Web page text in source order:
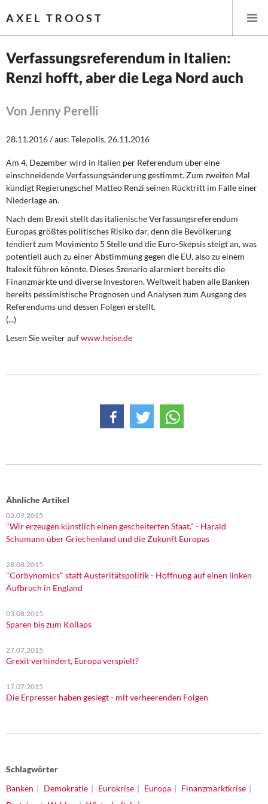
AXEL TROOST
Startseite
Themen
Leitlinien linker Wirtschafts- und Finanzpolitik
Wirtschaftspolitik
Steuer- und Finanzpolitik
Öffentliche Infrastruktur und Daseinsvorsorge
Eurokrise und Griechenland
DIE LINKE
Weitere Themen
Verfassungsreferendum in Italien:
Renzi hofft, aber die Lega Nord auch
Von Jenny Perelli
28.11.2016 / aus: Telepolis, 26.11.2016
Am 4. Dezember wird in Italien per Referendum über eine
einschneidende Verfassungsänderung gestimmt. Zum zweiten Mal
kündigt Regierungschef Matteo Renzi seinen Rücktritt im Falle einer
Niederlage an.
Nach dem Brexit stellt das italienische Verfassungsreferendum
Europas größtes politisches Risiko dar, denn die Bevölkerung
tendiert zum Movimento 5 Stelle und die Euro-Skepsis steigt an, was
potentiell auch zu einer Abstimmung gegen die EU, also zu einem
Italexit führen könnte. Dieses Szenario alarmiert bereits die
Finanzmärkte und diverse Investoren. Weltweit haben alle Banken
bereits pessimistische Prognosen und Analysen zum Ausgang des
Referendums und dessen Folgen erstellt.
(...)
Lesen Sie weiter aufwww.heise.de
Ähnliche Artikel
02.09.2015
"Wir erzeugen künstlich einen gescheiterten Staat." - Harald
Schumann über Griechenland und die Zukunft Europas
28.08.2015
"Corbynomics" statt Austeritätspolitik - Hoffnung auf einen linken
Aufbruch in England
03.08.2015
Sparen bis zum Kollaps
27.07.2015
Grexit verhindert, Europa verspielt?
17.07.2015
Die Erpresser haben gesiegt - mit verheerenden Folgen
Schlagwörter
Banken
Demokratie Eurokrise Europa
Finanzmarktkrise